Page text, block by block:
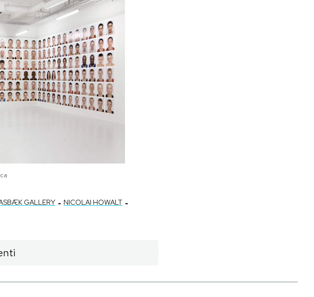
GALLERY - NICOLAI HOWALT -